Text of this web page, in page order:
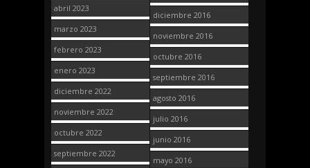
abril 2023
marzo 2023
febrero 2023
enero 2023
diciembre 2022
noviembre 2022
octubre 2022
septiembre 2022
diciembre 2016
noviembre 2016
octubre 2016
septiembre 2016
agosto 2016
julio 2016
junio 2016
mayo 2016